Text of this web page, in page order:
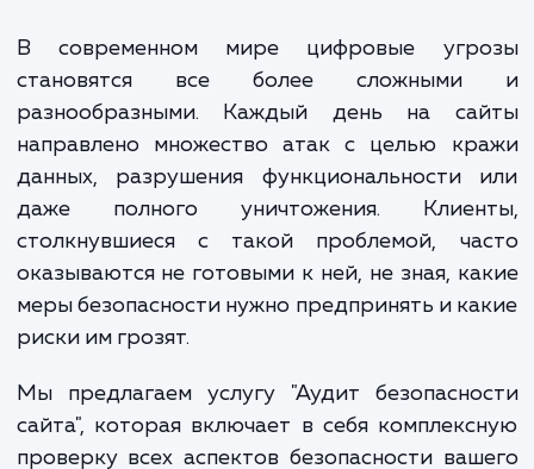
*Каждый заказ индивидуален. Указаны средние значения цены и срока.
ЗАКАЗАТЬ УСЛУГУ
В современном мире цифровые
становятся все более
разнообразными. Каждый день на
направлено множество атак с целью
данных, разрушения функциональности
даже полного уничтожения.
столкнувшиеся с такой проблемой,
оказываются не готовыми к ней, не зная,
меры безопасности нужно предпринять и
риски им грозят.